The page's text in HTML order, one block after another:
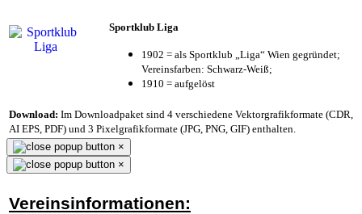
Sportklub Liga
1902 = als Sportklub „Liga“ Wien gegründet;
Vereinsfarben: Schwarz-Weiß;
1910 = aufgelöst
Download: Im Downloadpaket sind 4 verschiedene Vektorgrafikformate (CDR,
AI EPS, PDF) und 3 Pixelgrafikformate (JPG, PNG, GIF) enthalten.
×
×
Vereinsinformationen: